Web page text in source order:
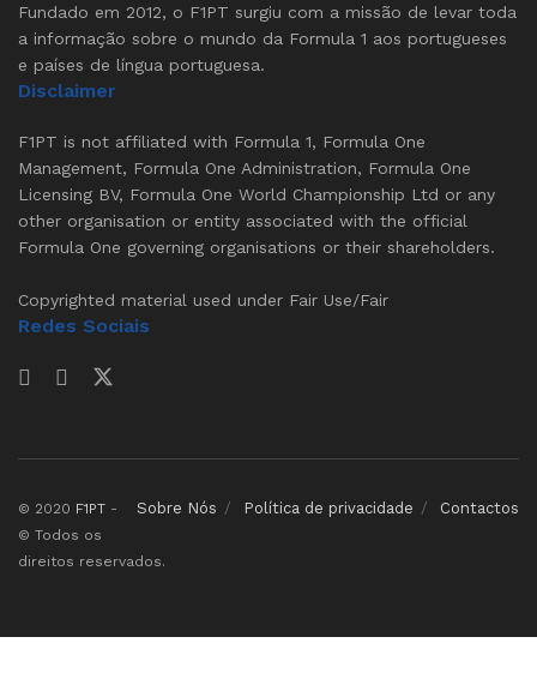
Fundado em 2012, o F1PT surgiu com a missão de levar toda
a informação sobre o mundo da Formula 1 aos portugueses
e países de língua portuguesa.
Disclaimer
F1PT is not affiliated with Formula 1, Formula One
Management, Formula One Administration, Formula One
Licensing BV, Formula One World Championship Ltd or any
other organisation or entity associated with the official
Formula One governing organisations or their shareholders.
Copyrighted material used under Fair Use/Fair
Redes Sociais
Sobre Nós Política de privacidade Contactos
© 2020 F1PT -
© Todos os
direitos reservados.